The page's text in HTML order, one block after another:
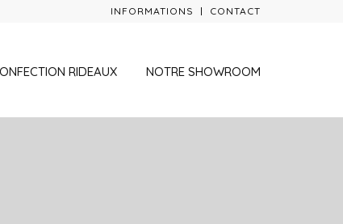
INFORMATIONS CONTACT
RIDEAUX NOTRE SHOWROOM